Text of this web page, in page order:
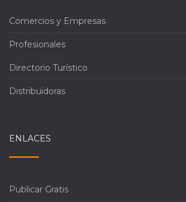
Comercios y Empresas
Profesionales
Directorio Turístico
Distribuidoras
ENLACES
Publicar Gratis